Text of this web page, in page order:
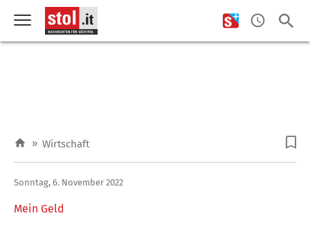
» Wirtschaft
Mein Geld
Sonntag, 6. November 2022